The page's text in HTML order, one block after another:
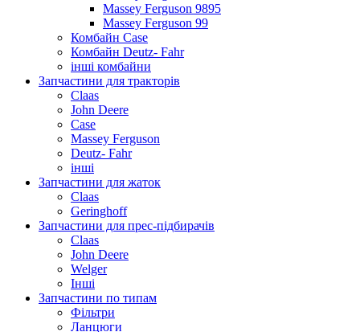
Massey Ferguson 9895
Massey Ferguson 99
Комбайн Case
Комбайн Deutz- Fahr
інші комбайни
Запчастини для тракторів
Claas
John Deere
Case
Massey Ferguson
Deutz- Fahr
інші
Запчастини для жаток
Claas
Geringhoff
Запчастини для прес-підбирачів
Claas
John Deere
Welger
Інші
Запчастини по типам
Фільтри
Ланцюги